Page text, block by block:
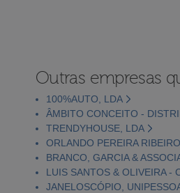
Outras empresas
100%AUTO, LDA
ÂMBITO CONCEITO -
TRENDYHOUSE, LDA
ORLANDO PEREIRA
BRANCO, GARCIA &
LUIS SANTOS & OLIVEIRA -
JANELOSCÓPIO,